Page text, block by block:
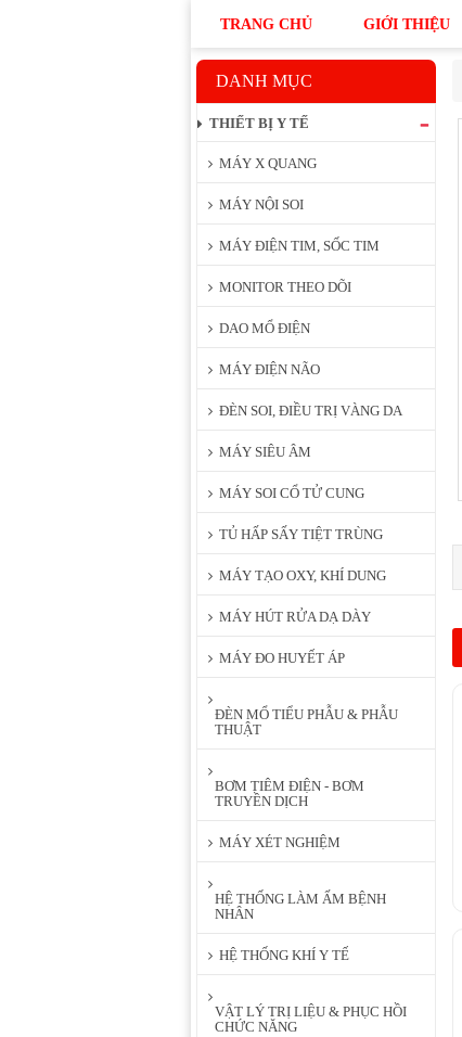
TRANG CHỦ GIỚI THIỆU
DANH MỤC
THIẾT BỊ Y TẾ
MÁY X QUANG
MÁY NỘI SOI
MÁY ĐIỆN TIM, SỐC TIM
MONITOR THEO DÕI
DAO MỔ ĐIỆN
MÁY ĐIỆN NÃO
ĐÈN SOI, ĐIỀU TRỊ VÀNG DA
MÁY SIÊU ÂM
MÁY SOI CỔ TỬ CUNG
TỦ HẤP SẤY TIỆT TRÙNG
MÁY TẠO OXY, KHÍ DUNG
MÁY HÚT RỬA DẠ DÀY
MÁY ĐO HUYẾT ÁP
ĐÈN MỔ TIỂU PHẪU & PHẪU
THUẬT
BƠM TIÊM ĐIỆN - BƠM
TRUYỀN DỊCH
MÁY XÉT NGHIỆM
HỆ THỐNG LÀM ẤM BỆNH
NHÂN
HỆ THỐNG KHÍ Y TẾ
VẬT LÝ TRỊ LIỆU & PHỤC HỒI
CHỨC NĂNG